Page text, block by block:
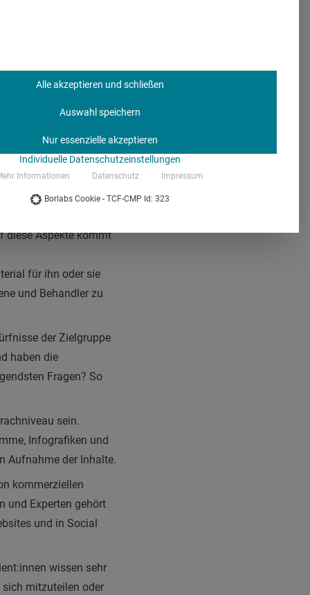
Patient
des
in den
Rolle bei der
Support
diese Aspekte kommt
für ihn oder sie
und Behandler zu
der Zielgruppe
haben die
Fragen? So
sein.
Infografiken und
Aufnahme der Inhalte.
kommerziellen
und Experten gehört
und in Social
wissen sehr
mitzuteilen oder
Alle akzeptieren und schließen
Auswahl speichern
Nur essenzielle akzeptieren
Individuelle Datenschutzeinstellungen
Informationen Datenschutz Impressum
Borlabs Cookie - TCF-CMP Id: 323